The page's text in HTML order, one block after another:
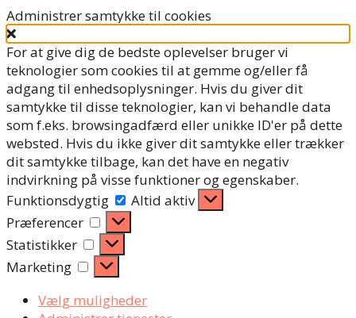
Administrer samtykke til cookies
For at give dig de bedste oplevelser bruger vi
teknologier som cookies til at gemme og/eller få
adgang til enhedsoplysninger. Hvis du giver dit
samtykke til disse teknologier, kan vi behandle data
som f.eks. browsingadfærd eller unikke ID'er på dette
websted. Hvis du ikke giver dit samtykke eller trækker
dit samtykke tilbage, kan det have en negativ
indvirkning på visse funktioner og egenskaber.
Funktionsdygtig
Funktionsdygtig
Altid aktiv
Præferencer
Præferencer
Statistikker
Statistikker
Marketing
Marketing
Vælg muligheder